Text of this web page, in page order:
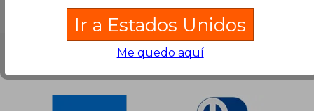
Nuestras Formas de Pago
Ir a Estados Unidos
Me quedo aquí